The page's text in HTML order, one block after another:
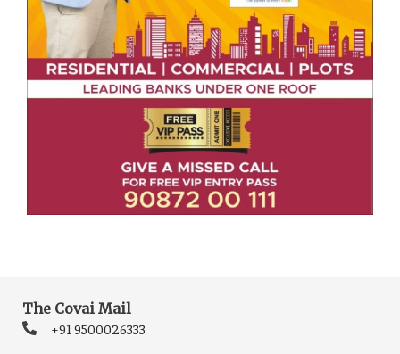
The Covai Mail
+91 9500026333